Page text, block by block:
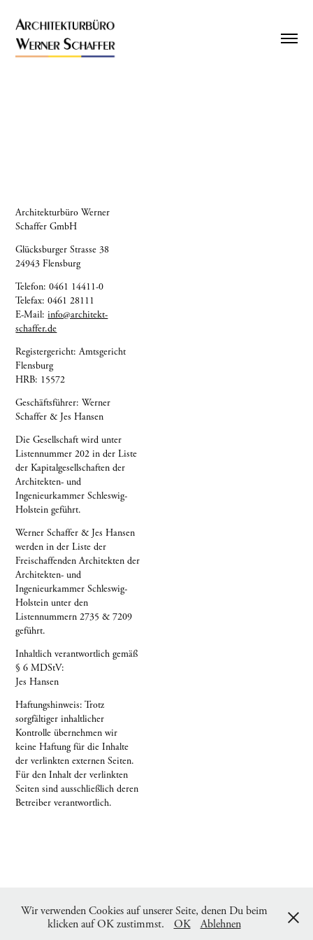
Architekturbüro Werner
Schaffer GmbH
Glücksburger Strasse 38
24943 Flensburg
Telefon: 0461 14411-0
Telefax: 0461 28111
E-Mail:info@architekt-
schaffer.de
Registergericht: Amtsgericht
Flensburg
HRB: 15572
Geschäftsführer: Werner
Schaffer & Jes Hansen
Die Gesellschaft wird unter
Listennummer 202 in der Liste
der Kapitalgesellschaften der
Architekten- und
Ingenieurkammer Schleswig-
Holstein geführt.
Werner Schaffer & Jes Hansen
werden in der Liste der
Freischaffenden Architekten der
Architekten- und
Ingenieurkammer Schleswig-
Holstein unter den
Listennummern 2735 & 7209
geführt.
Inhaltlich verantwortlich gemäß
§ 6 MDStV:
Jes Hansen
Haftungshinweis: Trotz
sorgfältiger inhaltlicher
Kontrolle übernehmen wir
keine Haftung für die Inhalte
der verlinkten externen Seiten.
Für den Inhalt der verlinkten
Seiten sind ausschließlich deren
Betreiber verantwortlich.
Impressum Datenschutz
Wir verwenden Cookies auf unserer Seite, denen Du beim
klicken auf OK zustimmst.
OK Ablehnen